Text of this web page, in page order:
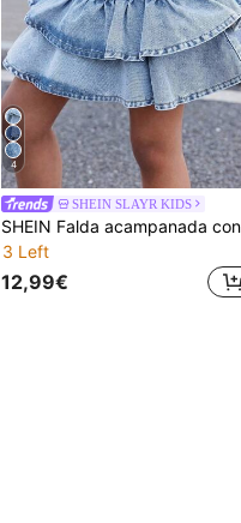
4
SHEIN SLAYR KIDS
3 Left
12,99€